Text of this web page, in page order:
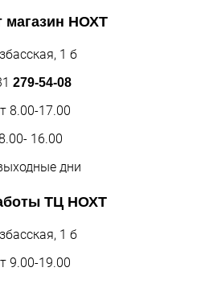
магазин НОХТ
1 б
279-54-08
8.00-17.00
16.00
дни
ТЦ НОХТ
1 б
9.00-19.00